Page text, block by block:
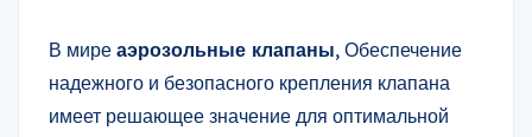
В мире аэрозольные клапаны, Обеспечение
надежного и безопасного крепления клапана
имеет решающее значение для оптимальной